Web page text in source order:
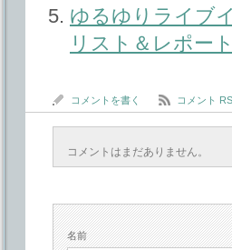
ゆるゆりライブ
リスト＆レポー
コメントを書く コメント
コメントはまだありません。
名前